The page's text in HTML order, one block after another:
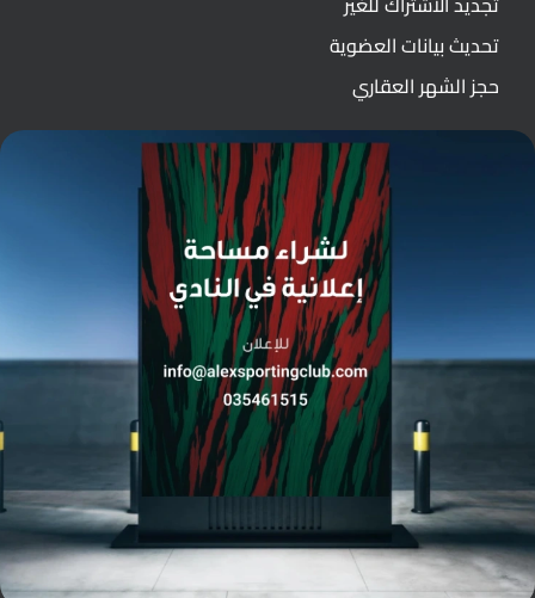
تحديث بيانات العضوية
حجز الشهر العقاري